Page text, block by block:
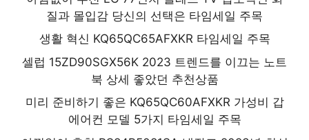
질과 몰입감 당신의 선택은 타임세일 주목
생활 혁신 KQ65QC65AFXKR 타임세일 주목
셀럽 15ZD90SGX56K 2023 트렌드를 이끄는 노트
북 상세 좋았던 추천상품
미리 준비하기 좋은 KQ65QC60AFXKR 가성비 갑
에어컨 모델 5가지 타임세일 주목